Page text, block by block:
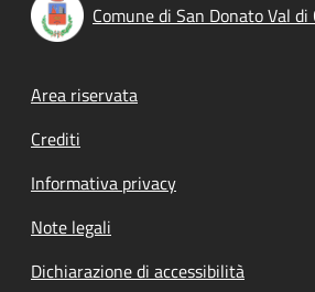
Comune di San Donato Val di
Footer menu
Area riservata
Crediti
Informativa privacy
Note legali
Dichiarazione di accessibilità